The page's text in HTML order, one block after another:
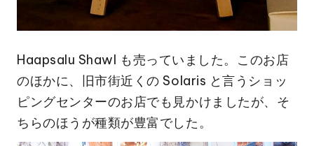
Haapsalu Shawl も売っていました。このお店
のほかに、旧市街近くの Solaris と言うショッ
ピングセンターのお店でも見かけましたが、そ
ちらのほうが種類が豊富でした。